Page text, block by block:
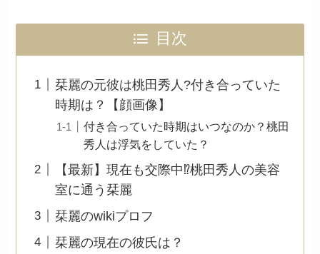
目次
栞麗の元彼は桃田秀人?付き合っていた
時期は？【顔画像】
付き合っていた時期はいつなのか？桃田
秀人は浮気をしていた？
【最新】現在も交際中⁉︎桃田秀人の美容
室に通う栞麗
栞麗のwikiプロフ
栞麗の現在の彼氏は？